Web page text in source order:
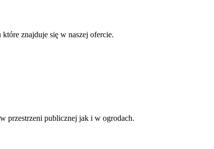
znajduje się w naszej ofercie.
przestrzeni publicznej jak i w ogrodach.